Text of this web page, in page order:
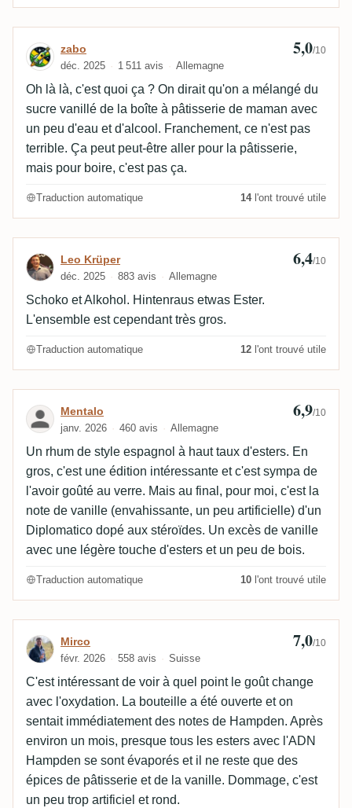
Avis de zabo
zabo
déc. 2025 1 511 avis Allemagne
5,0/10
Oh là là, c'est quoi ça ? On dirait qu'on a mélangé du
sucre vanillé de la boîte à pâtisserie de maman avec
un peu d'eau et d'alcool. Franchement, ce n'est pas
terrible. Ça peut peut-être aller pour la pâtisserie,
mais pour boire, c'est pas ça.
Traduction automatique 14l'ont trouvé utile
Avis de Leo Krüper
Leo Krüper
déc. 2025 883 avis Allemagne
6,4/10
Schoko et Alkohol. Hintenraus etwas Ester.
L'ensemble est cependant très gros.
Traduction automatique 12 l'ont trouvé utile
Avis de Mentalo
Mentalo
janv. 2026 460 avis Allemagne
6,9/10
Un rhum de style espagnol à haut taux d'esters. En
gros, c'est une édition intéressante et c'est sympa de
l'avoir goûté au verre. Mais au final, pour moi, c'est la
note de vanille (envahissante, un peu artificielle) d'un
Diplomatico dopé aux stéroïdes. Un excès de vanille
avec une légère touche d'esters et un peu de bois.
Traduction automatique 10 l'ont trouvé utile
Avis de Mirco
Mirco
févr. 2026 558 avis Suisse
7,0/10
C'est intéressant de voir à quel point le goût change
avec l'oxydation. La bouteille a été ouverte et on
sentait immédiatement des notes de Hampden. Après
environ un mois, presque tous les esters avec l'ADN
Hampden se sont évaporés et il ne reste que des
épices de pâtisserie et de la vanille. Dommage, c'est
un peu trop artificiel et rond.